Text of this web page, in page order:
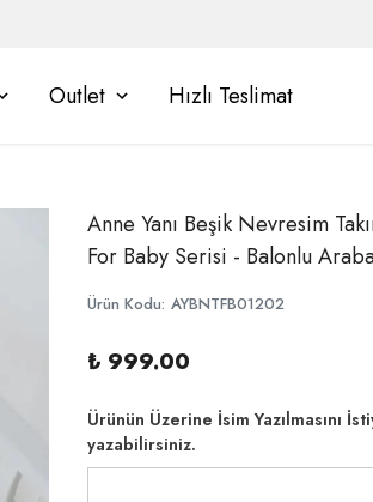
Outlet Hızlı Teslimat
Anne Yanı Beşik Nevresim
For Baby Serisi - Balonlu
Ürün Kodu: AYBNTFB01202
₺ 999.00
Ürünün Üzerine İsim Yazılmasını
yazabilirsiniz.